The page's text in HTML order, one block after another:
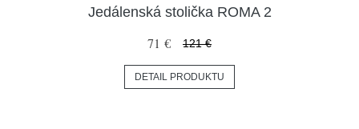
Jedálenská stolička ROMA 2
71 € 121 €
DETAIL PRODUKTU